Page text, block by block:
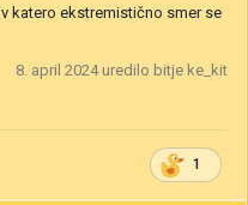
katero ekstremistično smer se
8. april 2024uredilo bitje ke_kit
1